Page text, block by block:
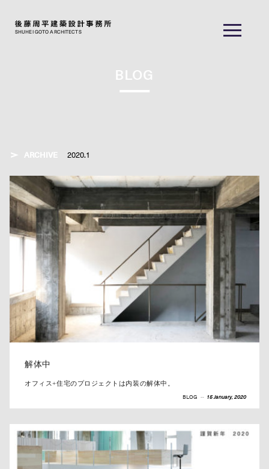
SHUHEI GOTO ARCHITECTS
BLOG
ARCHIVE 2020.1
解体中
オフィス+住宅のプロジェクトは内装の解体中。
BLOG -- 15 January, 2020